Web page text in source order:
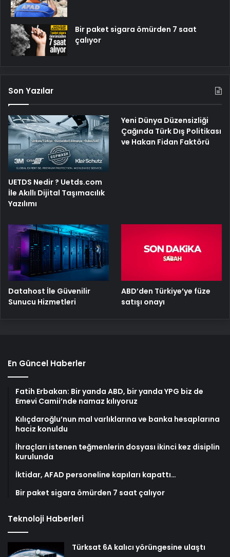
Bir paket sigara ömürden 7 saat
çalıyor
Son Yazılar
UETDS Nedir ? Uetds.com
İle Akıllı Dijital Taşımacılık
Yazılımı
Yeni Dünya Düzensizliği
Çağında Türk Dış Politikası
ve Hakan Fidan Faktörü
Datahost İle Güvenilir
Sunucu Hizmetleri
ABD’den Türkiye’ye füze
satışı onayı
En Güncel Haberler
Fatih Erbakan: Bir yanda ABD, bir yanda YPG biz de
Emevi Camii’nde namaz kılıyoruz
Kılıçdaroğlu’nun mal varlıklarına ve banka hesaplarına
haciz konuldu
İhraçları istenen teğmenlerin dosyası ikinci kez disiplin
kurulunda
İktidar, AFAD personeline kapıları kapattı…
Bir paket sigara ömürden 7 saat çalıyor
Teknoloji Haberleri
Türksat 6A kalıcı yörüngesine ulaştı